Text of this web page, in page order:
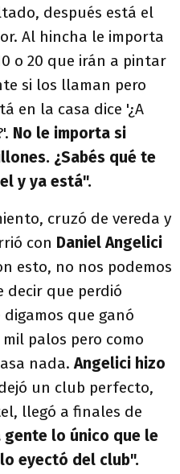
después está el
Al hincha le importa
o 20 que irán a pintar
si los llaman pero
en la casa dice '¿A
No le importa si
¿Sabés qué te
y ya está".
cruzó de vereda y
con Daniel Angelici
esto, no nos podemos
que perdió
digamos que ganó
palos pero como
nada.Angelici hizo
un club perfecto,
llegó a finales de
gente lo único que le
eyectó del club".